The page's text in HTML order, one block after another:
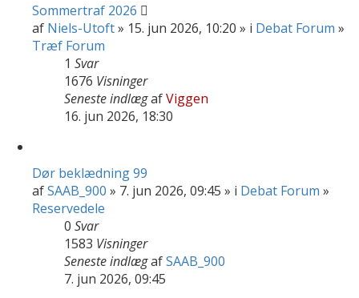
Sommertraf 2026
af Niels-Utoft» 15. jun 2026, 10:20 » i Debat Forum »
Træf Forum
1 Svar
1676 Visninger
Seneste indlægafViggen
16. jun 2026, 18:30
Dør beklædning 99
afSAAB_900 » 7. jun 2026, 09:45 » i Debat Forum »
Reservedele
0 Svar
1583 Visninger
Seneste indlægafSAAB_900
7. jun 2026, 09:45